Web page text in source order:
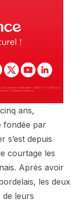
ans,
fondée par
s’est depuis
courtage les
Après avoir
les deux
de leurs